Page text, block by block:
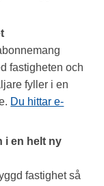
fastigheten och
fyller i en
Du hittar e-
i en helt ny
fastighet så